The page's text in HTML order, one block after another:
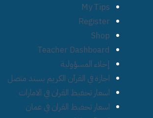
My Tips
Register
Shop
Teacher Dashboard
إخلاء المسؤولية
اجازة في القرآن الكريم بسند متصل
اسعار تحفيظ القران في الامارات
اسعار تحفيظ القران في عمان